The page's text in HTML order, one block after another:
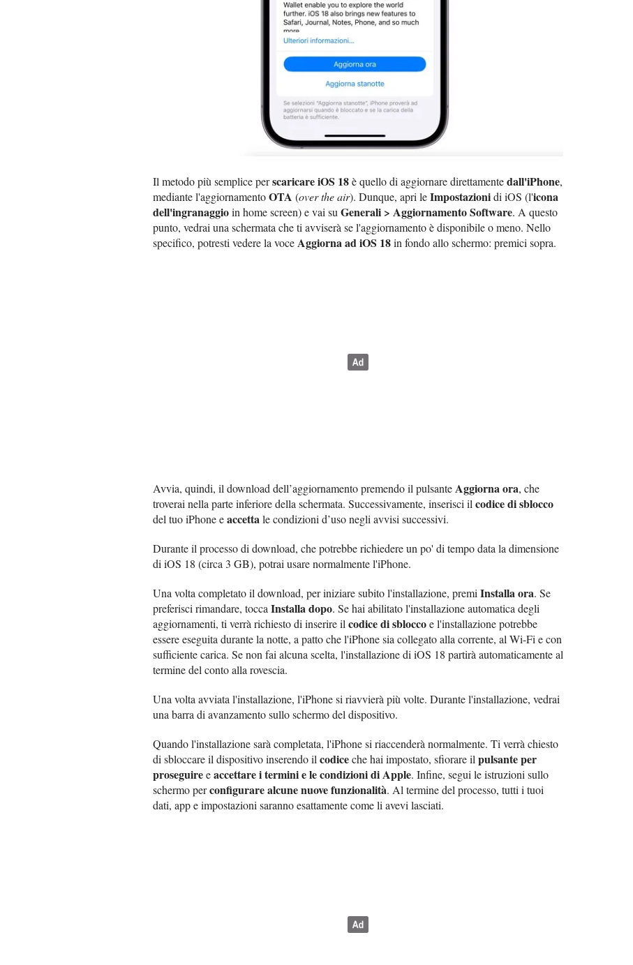
Il metodo più semplice perscaricare iOS 18è quello di aggiornare direttamentedall'iPhone,
mediante l'aggiornamentoOTA (over the air). Dunque, apri leImpostazionidi iOS (l'icona
dell'ingranaggioin home screen) e vai su Generali > Aggiornamento Software. A questo
punto, vedrai una schermata che ti avviserà se l'aggiornamento è disponibile o meno. Nello
specifico, potresti vedere la voceAggiorna ad iOS 18in fondo allo schermo: premici sopra.
Avvia, quindi, il download dell’aggiornamento premendo il pulsanteAggiorna ora, che
troverai nella parte inferiore della schermata. Successivamente, inserisci il codice di sblocco
del tuo iPhone eaccettale condizioni d’uso negli avvisi successivi.
Durante il processo di download, che potrebbe richiedere un po' di tempo data la dimensione
di iOS 18 (circa 3 GB), potrai usare normalmente l'iPhone.
Una volta completato il download, per iniziare subito l'installazione, premi Installa ora. Se
preferisci rimandare, tocca Installa dopo. Se hai abilitato l'installazione automatica degli
aggiornamenti, ti verrà richiesto di inserire il codice di sbloccoe l'installazione potrebbe
essere eseguita durante la notte, a patto che l'iPhone sia collegato alla corrente, al Wi-Fi e con
sufficiente carica. Se non fai alcuna scelta, l'installazione di iOS 18 partirà automaticamente al
termine del conto alla rovescia.
Una volta avviata l'installazione, l'iPhone si riavvierà più volte. Durante l'installazione, vedrai
una barra di avanzamento sullo schermo del dispositivo.
Quando l'installazione sarà completata, l'iPhone si riaccenderà normalmente. Ti verrà chiesto
di sbloccare il dispositivo inserendo il codiceche hai impostato, sfiorare il pulsante per
proseguireeaccettare i termini e le condizioni di Apple. Infine, segui le istruzioni sullo
schermo perconfigurare alcune nuove funzionalità. Al termine del processo, tutti i tuoi
dati, app e impostazioni saranno esattamente come li avevi lasciati.